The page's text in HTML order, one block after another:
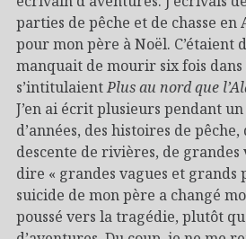
parties de pêche et de chasse en
pour mon père à Noël. C’étaient
manquait de mourir six fois dans
s’intitulaientPlus au nord que
J’en ai écrit plusieurs pendant
d’années, des histoires de pêche,
descente de rivières, de
dire « grandes vagues et grands
suicide de mon père a changé
poussé vers la tragédie, plutôt